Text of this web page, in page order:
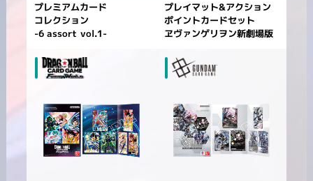
プレミアムカード
コレクション
-6 assort vol.1-
プレイマット&アクション
ポイントカードセット
ヱヴァンゲリヲン新劇場版